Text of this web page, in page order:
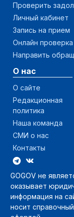
Проверить
Личный кабинет
Запись на прием
Онлайн
Направить
О нас
О сайте
Редакционная
политика
Наша команда
СМИ о нас
Контакты
GOGOV не
оказывает
информация на
носит